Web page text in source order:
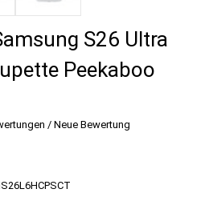
S26 Ultra
Peekaboo
/ Neue Bewertung